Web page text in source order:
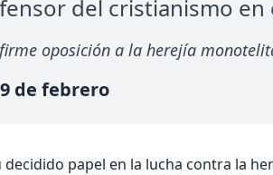
del cristianismo en
oposición a la herejía
de febrero
papel en la lucha contra la